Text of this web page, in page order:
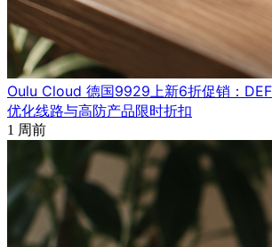
Oulu Cloud 德国9929上新6折促销：
优化线路与高防产品限时折扣
1 周前